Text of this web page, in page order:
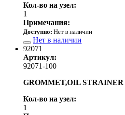
Кол-во на узел:
1
Примечания:
Доступно: Нет в наличии
Нет в наличии
92071
Артикул:
92071-100
GROMMET,OIL STRAINER
Кол-во на узел:
1